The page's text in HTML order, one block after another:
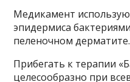
Медикамент
эпидермиса
пеленочном дерматите.
Прибегать к терапии
целесообразно при